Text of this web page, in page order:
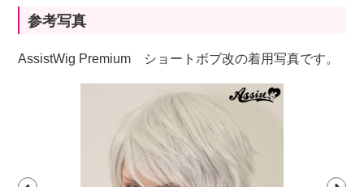
参考写真
AssistWig Premium ショートボブ改の着用写真です。